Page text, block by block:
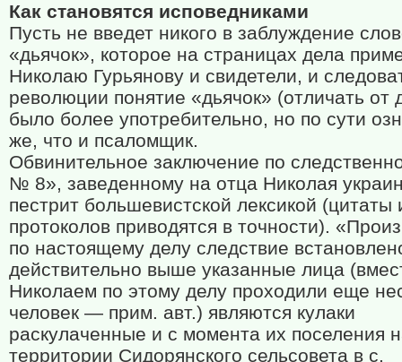
Как становятся исповедниками
Пусть не введет никого в заблуждение
«дьячок», которое на страницах дела
Николаю Гурьянову и свидетели, и
революции понятие «дьячок» (отличать от
было более употребительно, но по сути
же, что и псаломщик.
Обвинительное заключение по
№ 8», заведенному на отца Николая
пестрит большевистской лексикой (цитаты
протоколов приводятся в точности).
по настоящему делу следствие
действительно выше указанные лица
Николаем по этому делу проходили еще
человек — прим. авт.) являются кулаки
раскулаченные и с момента их поселения
территории Сидорянского сельсовета в с.